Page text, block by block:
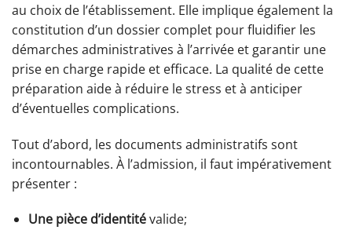
au choix de l’établissement. Elle implique également la
constitution d’un dossier complet pour fluidifier les
démarches administratives à l’arrivée et garantir une
prise en charge rapide et efficace. La qualité de cette
préparation aide à réduire le stress et à anticiper
d’éventuelles complications.
Tout d’abord, les documents administratifs sont
incontournables. À l’admission, il faut impérativement
présenter :
Une pièce d’identitévalide;